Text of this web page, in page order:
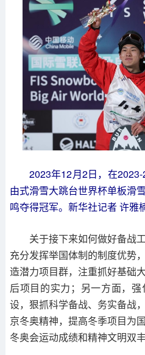
2023年12月2日，在
由式滑雪大跳台世界杯单板滑
鸣夺得冠军。新华社记者 许雅
关于接下来如何做好备战
充分发挥举国体制的制度优势
造潜力项目群，注重抓好基础
后项目的实力；另一方面，
设，狠抓科学备战、务实备战
京冬奥精神，提高冬季项目为
冬奥会运动成绩和精神文明双丰